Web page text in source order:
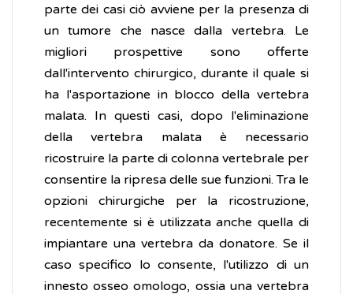
parte dei casi ciò avviene per la presenza di
un tumore che nasce dalla vertebra. Le
migliori prospettive sono offerte
dall'intervento chirurgico, durante il quale si
ha l'asportazione in blocco della vertebra
malata. In questi casi, dopo l'eliminazione
della vertebra malata è necessario
ricostruire la parte di colonna vertebrale per
consentire la ripresa delle sue funzioni. Tra le
opzioni chirurgiche per la ricostruzione,
recentemente si è utilizzata anche quella di
impiantare una vertebra da donatore. Se il
caso specifico lo consente, l'utilizzo di un
innesto osseo omologo, ossia una vertebra